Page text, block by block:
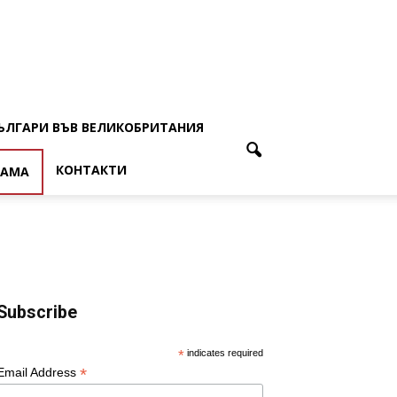
ВЪВ ВЕЛИКОБРИТАНИЯ
КОНТАКТИ
* indicates required
Address *